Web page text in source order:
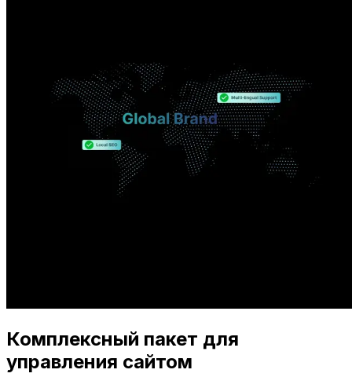
Комплексный пакет для
управления сайтом